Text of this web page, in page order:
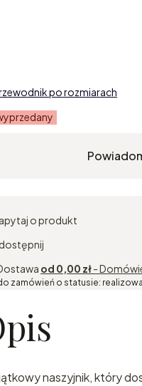
po rozmiarach
o produkt
od 0,00 zł-
zamówień o statusie:
naszyjnik, który